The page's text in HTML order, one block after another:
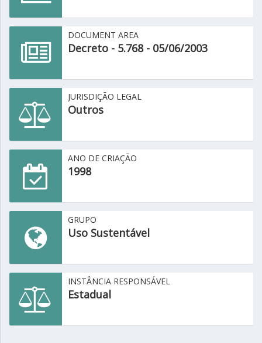
DOCUMENT AREA
Decreto - 5.768 - 05/06/2003
JURISDIÇÃO LEGAL
Outros
ANO DE CRIAÇÃO
1998
GRUPO
Uso Sustentável
INSTÂNCIA RESPONSÁVEL
Estadual